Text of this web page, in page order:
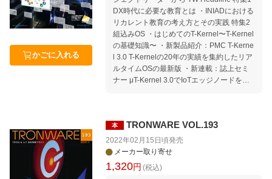
界の動向 Media｜TRONに関する報道 編集
後記特別編 本誌「記事ucode」の使い方
er 公共交通オープンデータ協議会に入会し
よう! Movement｜TRONから見たコンピュ
ータ業界の動向 Media｜TRONに関する報
道 編集後記特別編 本誌「記事ucode」の使
い方
かごに入れる
DX時代に必要な教育とは ・INIADにおける
リカレント教育の考え方とその実践 特集2
組込みOS ・はじめてのT-Kernel〜T-Kernel
の基礎知識〜 ・新製品紹介：PMC T-Kerne
l 3.0 T-Kernelの20年の実績を集約したリア
ルタイムOSの最新版 ・新連載：誌上セミ
ナー μT-Kernel 3.0でIoTエッジノードを作
よび付加価値・サービスを提供 特集3 公共
交通オープンデータ ・公共交通オープンデ
ータ協議会の活動の近況〜日本の公共交通
データの連携プラットフォームの実現に向
けて〜 ・バスターミナル用総合案内板にお
本 TRONWARE VOL.193
2022年02月15日頃発売
メーカー取り寄せ
1,320円 (税込)